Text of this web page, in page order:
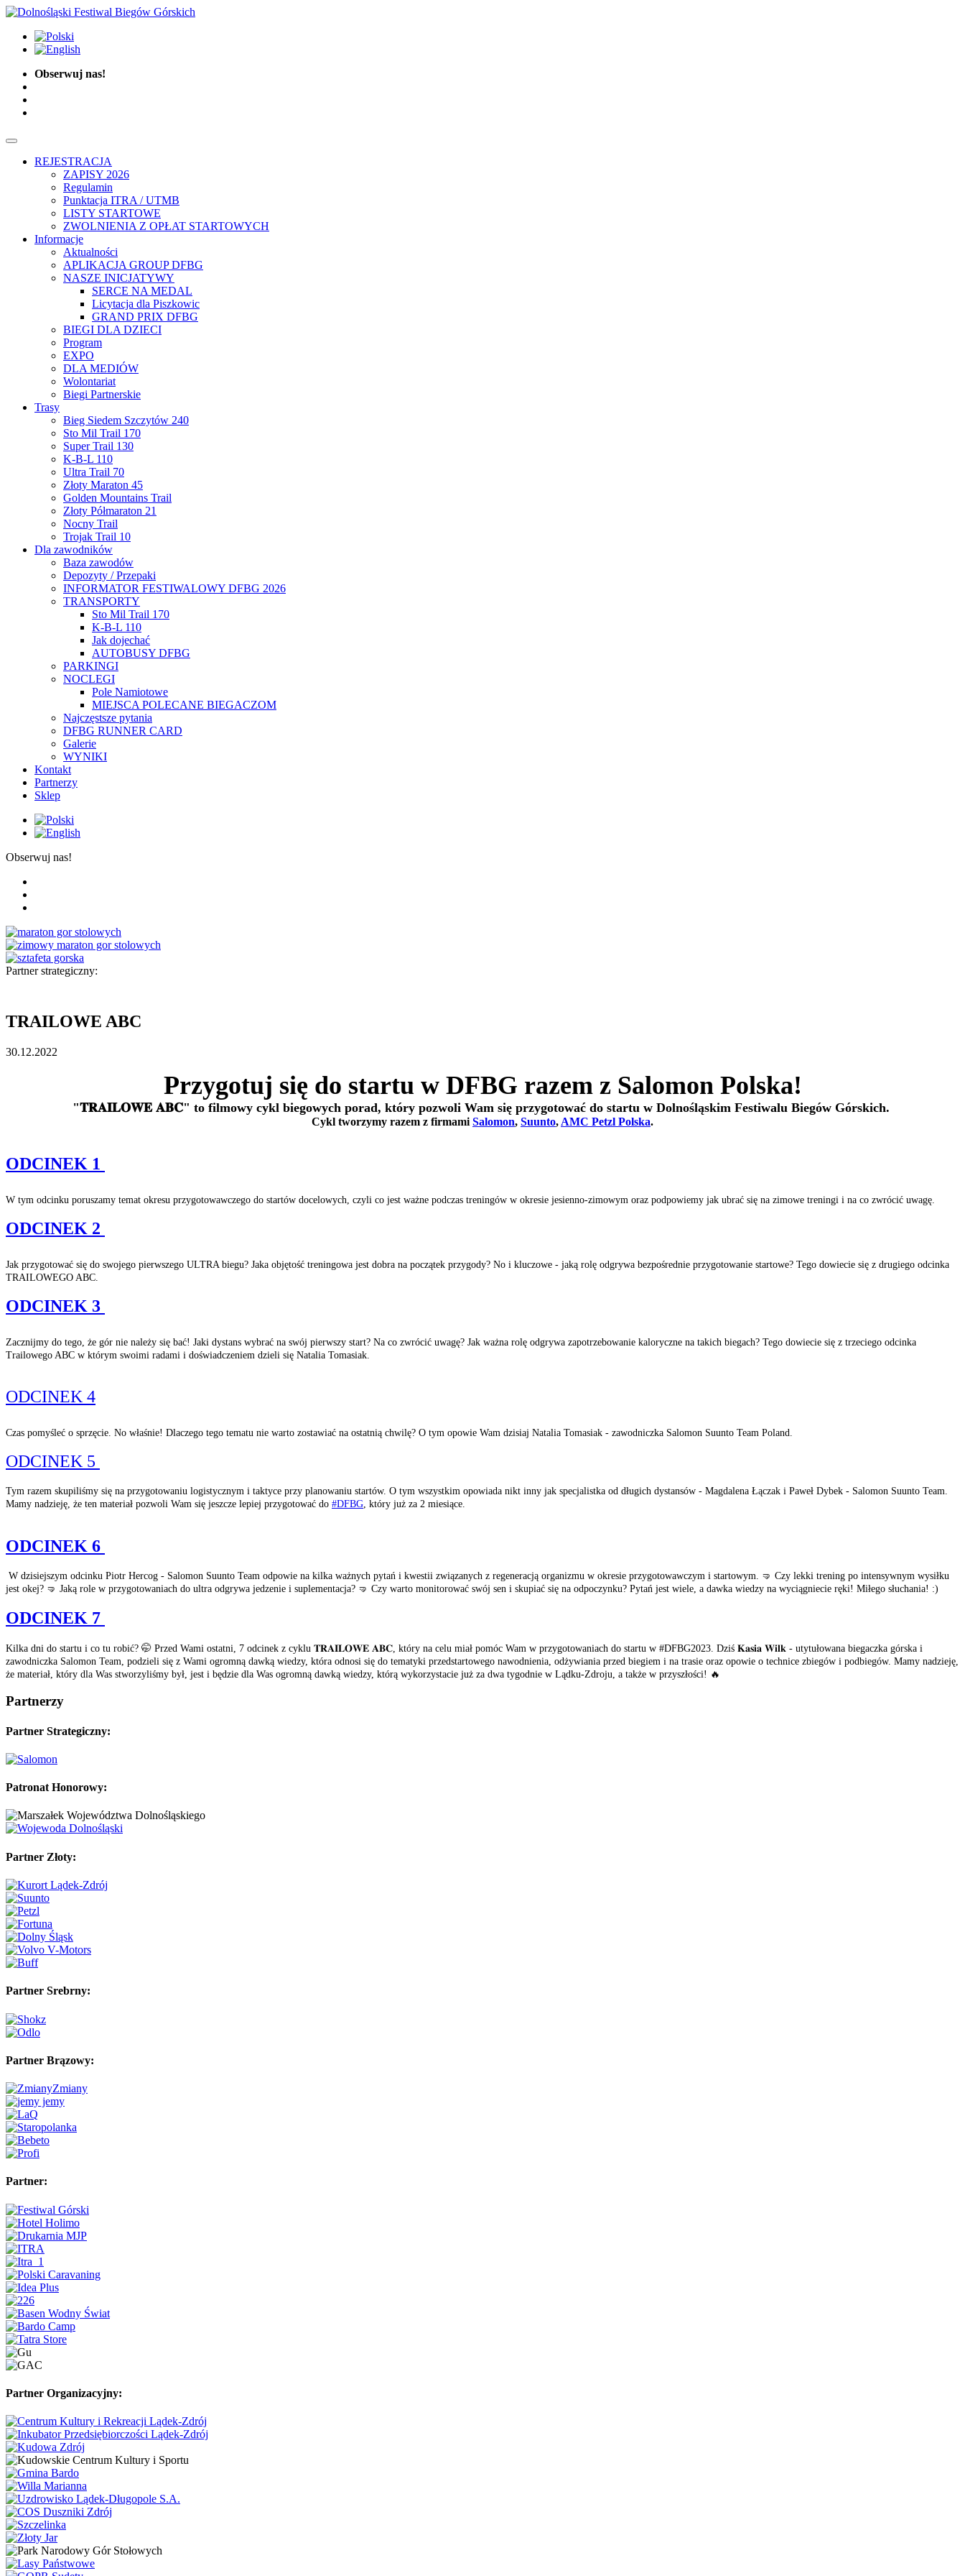
Obserwuj nas!
REJESTRACJA
ZAPISY 2026
Regulamin
Punktacja ITRA / UTMB
LISTY STARTOWE
ZWOLNIENIA Z OPŁAT STARTOWYCH
Informacje
Aktualności
APLIKACJA GROUP DFBG
NASZE INICJATYWY
SERCE NA MEDAL
Licytacja dla Piszkowic
GRAND PRIX DFBG
BIEGI DLA DZIECI
Program
EXPO
DLA MEDIÓW
Wolontariat
Biegi Partnerskie
Trasy
Bieg Siedem Szczytów 240
Sto Mil Trail 170
Super Trail 130
K-B-L 110
Ultra Trail 70
Złoty Maraton 45
Golden Mountains Trail
Złoty Półmaraton 21
Nocny Trail
Trojak Trail 10
Dla zawodników
Baza zawodów
Depozyty / Przepaki
INFORMATOR FESTIWALOWY DFBG 2026
TRANSPORTY
Sto Mil Trail 170
K-B-L 110
Jak dojechać
AUTOBUSY DFBG
PARKINGI
NOCLEGI
Pole Namiotowe
MIEJSCA POLECANE BIEGACZOM
Najczęstsze pytania
DFBG RUNNER CARD
Galerie
WYNIKI
Kontakt
Partnerzy
Sklep
Obserwuj nas!
Partner strategiczny:
TRAILOWE ABC
30.12.2022
Przygotuj się do startu w DFBG razem z Salomon Polska!
"𝐓𝐑𝐀𝐈𝐋𝐎𝐖𝐄 𝐀𝐁𝐂" to filmowy cykl biegowych porad, który pozwoli Wam się przygotować do startu w Dolnośląskim Festiwalu Biegów Górskich.
Cykl tworzymy razem z firmami Salomon, Suunto, AMC Petzl Polska.
ODCINEK 1
W tym odcinku poruszamy temat okresu przygotowawczego do startów docelowych, czyli co jest ważne podczas treningów w okresie jesienno-zimowym oraz podpowiemy jak ubrać się na zimowe treningi i na co zwrócić uwagę.
ODCINEK 2
Jak przygotować się do swojego pierwszego ULTRA biegu? Jaka objętość treningowa jest dobra na początek przygody? No i kluczowe - jaką rolę odgrywa bezpośrednie przygotowanie startowe? Tego dowiecie się z drugiego odcinka
TRAILOWEGO ABC.
ODCINEK 3
Zacznijmy do tego, że gór nie należy się bać! Jaki dystans wybrać na swój pierwszy start? Na co zwrócić uwagę? Jak ważna rolę odgrywa zapotrzebowanie kaloryczne na takich biegach? Tego dowiecie się z trzeciego odcinka
Trailowego ABC w którym swoimi radami i doświadczeniem dzieli się Natalia Tomasiak.
ODCINEK 4
Czas pomyśleć o sprzęcie. No właśnie! Dlaczego tego tematu nie warto zostawiać na ostatnią chwilę? O tym opowie Wam dzisiaj Natalia Tomasiak - zawodniczka Salomon Suunto Team Poland.
ODCINEK 5
Tym razem skupiliśmy się na przygotowaniu logistycznym i taktyce przy planowaniu startów. O tym wszystkim opowiada nikt inny jak specjalistka od długich dystansów - Magdalena Łączak i Paweł Dybek - Salomon Suunto Team.
Mamy nadzieję, że ten materiał pozwoli Wam się jeszcze lepiej przygotować do #DFBG , który już za 2 miesiące.
ODCINEK 6
W dzisiejszym odcinku Piotr Hercog - Salomon Suunto Team odpowie na kilka ważnych pytań i kwestii związanych z regeneracją organizmu w okresie przygotowawczym i startowym. 🤜 Czy lekki trening po intensywnym wysiłku
jest okej? 🤜 Jaką role w przygotowaniach do ultra odgrywa jedzenie i suplementacja? 🤜 Czy warto monitorować swój sen i skupiać się na odpoczynku? Pytań jest wiele, a dawka wiedzy na wyciągniecie ręki! Miłego słuchania! :)
ODCINEK 7
Kilka dni do startu i co tu robić? 🤭 Przed Wami ostatni, 7 odcinek z cyklu 𝐓𝐑𝐀𝐈𝐋𝐎𝐖𝐄 𝐀𝐁𝐂, który na celu miał pomóc Wam w przygotowaniach do startu w #DFBG2023. Dziś 𝐊𝐚𝐬𝐢𝐚 𝐖𝐢𝐥𝐤 - utytułowana biegaczka górska i
zawodniczka Salomon Team, podzieli się z Wami ogromną dawką wiedzy, która odnosi się do tematyki przedstartowego nawodnienia, odżywiania przed biegiem i na trasie oraz opowie o technice zbiegów i podbiegów. Mamy nadzieję,
że materiał, który dla Was stworzyliśmy był, jest i będzie dla Was ogromną dawką wiedzy, którą wykorzystacie już za dwa tygodnie w Lądku-Zdroju, a także w przyszłości! 🔥
Partnerzy
Partner Strategiczny:
Patronat Honorowy:
Partner Złoty:
Partner Srebrny:
Partner Brązowy:
Partner:
Partner Organizacyjny: